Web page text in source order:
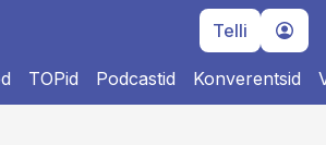
Telli
TOPid Podcastid Konverentsid